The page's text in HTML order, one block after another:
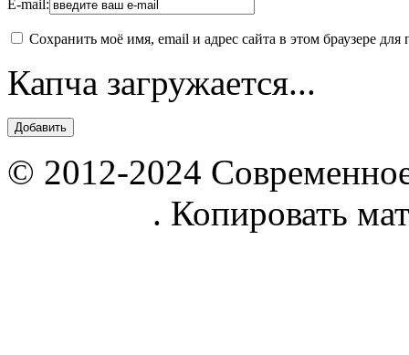
E-mail:
Сохранить моё имя, email и адрес сайта в этом браузере
Капча загружается...
© 2012-2024
. Копировать